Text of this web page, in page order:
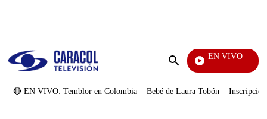
Enviar
EN VIVO
🔴 EN VIVO: Temblor en Colombia Bebé de Laura Tobón